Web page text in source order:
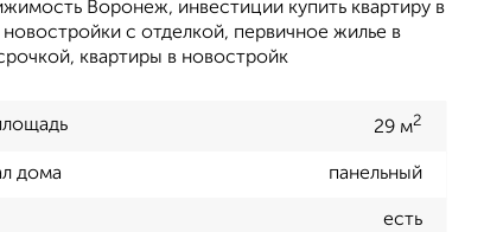
Воронеж, инвестиции купить квартиру в
с отделкой, первичное жилье в
квартиры в новостройк
29 м2
дома панельный
есть